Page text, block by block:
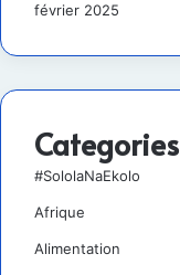
février 2025
Categories
#SololaNaEkolo
Afrique
Alimentation